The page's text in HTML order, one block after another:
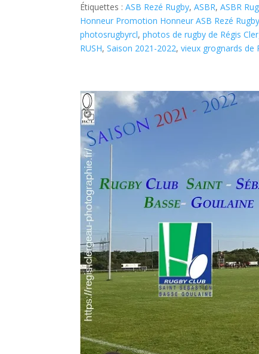
Étiquettes :ASB Rezé Rugby,ASBR,ASBR
Honneur Promotion Honneur ASB Rezé
photosrugbyrcl,photos de rugby de Régis
RUSH,Saison 2021-2022,vieux grognards de